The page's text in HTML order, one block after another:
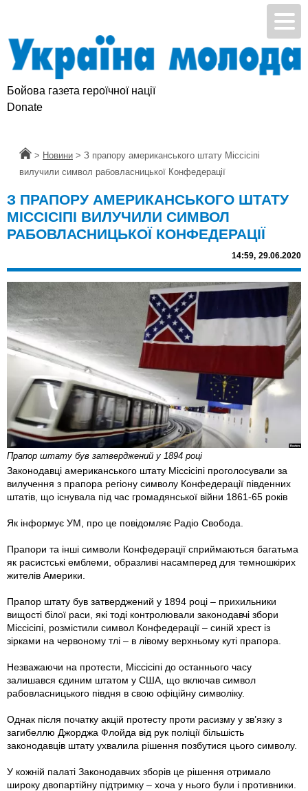
Бойова газета героїчної нації
Donate
Головна
> Новини > З прапору американського штату Міссісіпі
вилучили символ рабовласницької Конфедерації
З ПРАПОРУ АМЕРИКАНСЬКОГО ШТАТУ
МІССІСІПІ ВИЛУЧИЛИ СИМВОЛ
РАБОВЛАСНИЦЬКОЇ КОНФЕДЕРАЦІЇ
14:59, 29.06.2020
Прапор штату був затверджений у 1894 році
Законодавці американського штату Міссісіпі проголосували за
вилучення з прапора регіону символу Конфедерації південних
штатів, що існувала під час громадянської війни 1861-65 років
Як інформує УМ, про це повідомляє Радіо Свобода.
Прапори та інші символи Конфедерації сприймаються багатьма
як расистські емблеми, образливі насамперед для темношкірих
жителів Америки.
Прапор штату був затверджений у 1894 році – прихильники
вищості білої раси, які тоді контролювали законодавчі збори
Міссісіпі, розмістили символ Конфедерації – синій хрест із
зірками на червоному тлі – в лівому верхньому куті прапора.
Незважаючи на протести, Міссісіпі до останнього часу
залишався єдиним штатом у США, що включав символ
рабовласницького півдня в свою офіційну символіку.
Однак після початку акцій протесту проти расизму у зв’язку з
загибеллю Джорджа Флойда від рук поліції більшість
законодавців штату ухвалила рішення позбутися цього символу.
У кожній палаті Законодавчих зборів це рішення отримало
широку двопартійну підтримку – хоча у нього були і противники.